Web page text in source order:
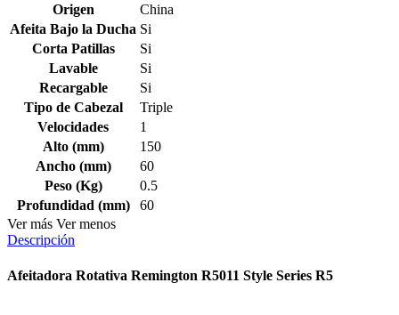
Origen
China
Afeita Bajo la Ducha Si
Corta Patillas
Si
Lavable
Si
Recargable
Si
Tipo de Cabezal
Triple
Velocidades
1
Alto (mm)
150
Ancho (mm)
60
Peso (Kg)
0.5
Profundidad (mm)
60
Ver más Ver menos
Descripción
Afeitadora Rotativa Remington R5011 Style Series R5